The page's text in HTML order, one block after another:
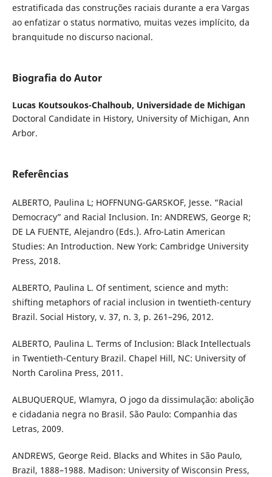
estratificada das construções raciais durante a era Vargas
ao enfatizar o status normativo, muitas vezes implícito, da
branquitude no discurso nacional.
Biografia do Autor
Lucas Koutsoukos-Chalhoub, Universidade de Michigan
Doctoral Candidate in History, University of Michigan, Ann
Arbor.
Referências
ALBERTO, Paulina L; HOFFNUNG-GARSKOF, Jesse. “Racial
Democracy” and Racial Inclusion. In: ANDREWS, George R;
DE LA FUENTE, Alejandro (Eds.). Afro-Latin American
Studies: An Introduction. New York: Cambridge University
Press, 2018.
ALBERTO, Paulina L. Of sentiment, science and myth:
shifting metaphors of racial inclusion in twentieth-century
Brazil. Social History, v. 37, n. 3, p. 261–296, 2012.
ALBERTO, Paulina L. Terms of Inclusion: Black Intellectuals
in Twentieth-Century Brazil. Chapel Hill, NC: University of
North Carolina Press, 2011.
ALBUQUERQUE, Wlamyra, O jogo da dissimulação: abolição
e cidadania negra no Brasil. São Paulo: Companhia das
Letras, 2009.
ANDREWS, George Reid. Blacks and Whites in São Paulo,
Brazil, 1888–1988. Madison: University of Wisconsin Press,